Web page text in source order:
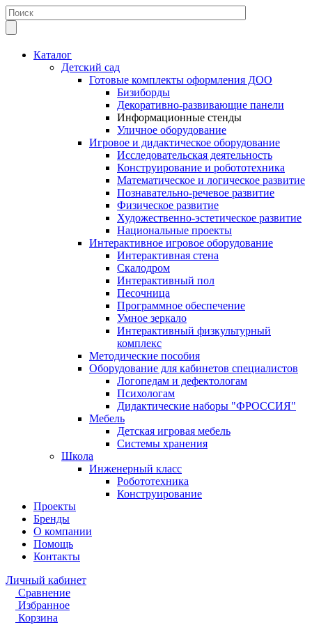
Каталог
Детский сад
Готовые комплекты оформления ДОО
Бизиборды
Декоративно-развивающие панели
Информационные стенды
Уличное оборудование
Игровое и дидактическое оборудование
Исследовательская деятельность
Конструирование и робототехника
Математическое и логическое развитие
Познавательно-речевое развитие
Физическое развитие
Художественно-эстетическое развитие
Национальные проекты
Интерактивное игровое оборудование
Интерактивная стена
Скалодром
Интерактивный пол
Песочница
Программное обеспечение
Умное зеркало
Интерактивный физкультурный
комплекс
Методические пособия
Оборудование для кабинетов специалистов
Логопедам и дефектологам
Психологам
Дидактические наборы "ФРОССИЯ"
Мебель
Детская игровая мебель
Системы хранения
Школа
Инженерный класс
Робототехника
Конструирование
Проекты
Бренды
О компании
Помощь
Контакты
Личный кабинет
Сравнение
Избранное
Корзина